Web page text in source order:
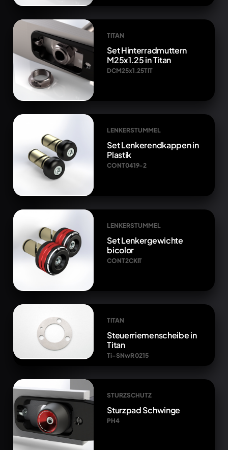
TITAN
Set Hinterradmuttern
M25x1.25 in Titan
DCM25x1.25TIT
LENKERSTUMMEL
Set Lenkerendkappen in
Plastik
CONT0419-2
LENKERSTUMMEL
Set Lenkergewichte
bicolor
CONT2CKIT
TITAN
Steuerriemenscheibe in
Titan
Ti-SNwR 0215
STURZSCHUTZ
Sturzpad Schwinge
PH4